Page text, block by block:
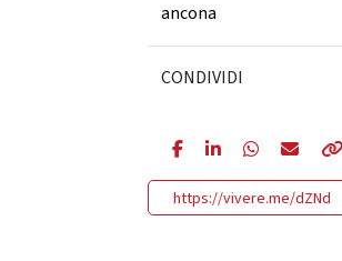
ancona
CONDIVIDI
https://vivere.me/dZNd